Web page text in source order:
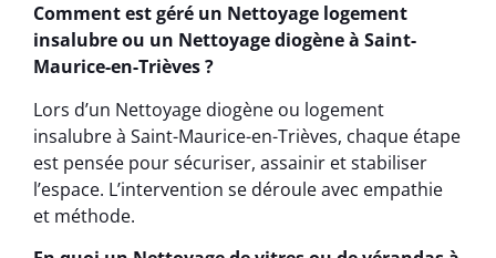
Comment est géré un Nettoyage logement
insalubre ou un Nettoyage diogène à Saint-
Maurice-en-Trièves ?
Lors d’un Nettoyage diogène ou logement
insalubre à Saint-Maurice-en-Trièves, chaque étape
est pensée pour sécuriser, assainir et stabiliser
l’espace. L’intervention se déroule avec empathie
et méthode.